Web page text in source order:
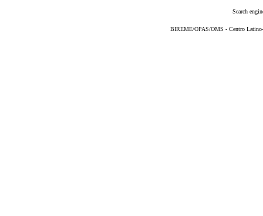
Search
BIREME/OPAS/OMS - Centro Latino-